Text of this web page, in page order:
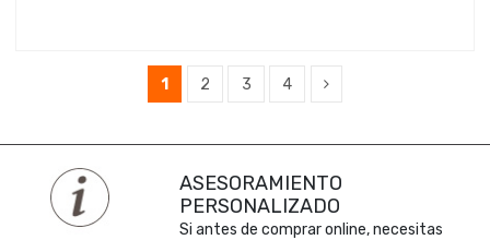
1 2 3 4
ASESORAMIENTO
PERSONALIZADO
Si antes de comprar online, necesitas